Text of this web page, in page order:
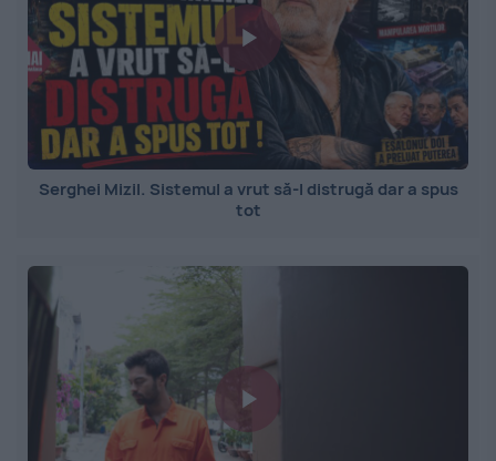
Serghei Mizil. Sistemul a vrut să-l distrugă dar a spus
tot